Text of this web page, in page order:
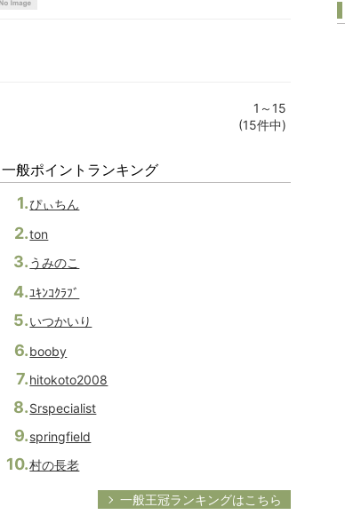
1～15
(15件中)
一般ポイントランキング
ぴぃちん
ton
うみのこ
ﾕｷﾝｺｸﾗﾌﾞ
いつかいり
booby
hitokoto2008
Srspecialist
springfield
村の長老
一般王冠ランキングはこちら